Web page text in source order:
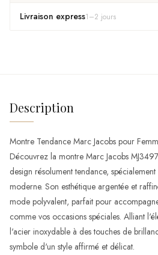
Livraison express1–2 jours
Description
Montre Tendance Marc Jacobs pour
Découvrez la montre Marc Jacobs
design résolument tendance,
moderne. Son esthétique argentée et
mode polyvalent, parfait pour
comme vos occasions spéciales. Alliant
l'acier inoxydable à des touches de
symbole d'un style affirmé et délicat.